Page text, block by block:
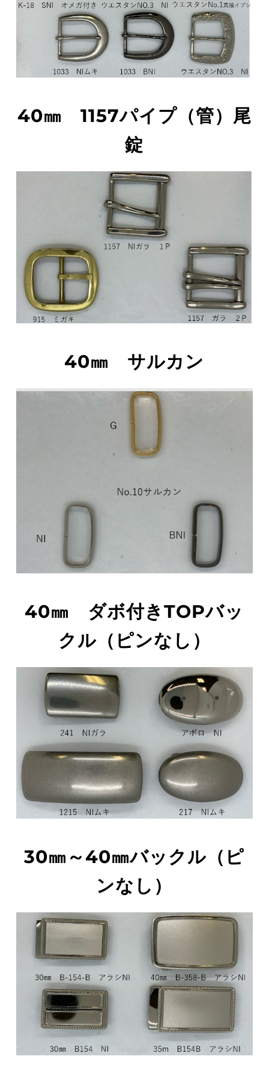
40㎜　1157パイプ（管）尾
錠
40㎜　サルカン
40㎜　ダボ付きTOPバッ
クル（ピンなし）
30㎜～40㎜バックル（ピ
ンなし）